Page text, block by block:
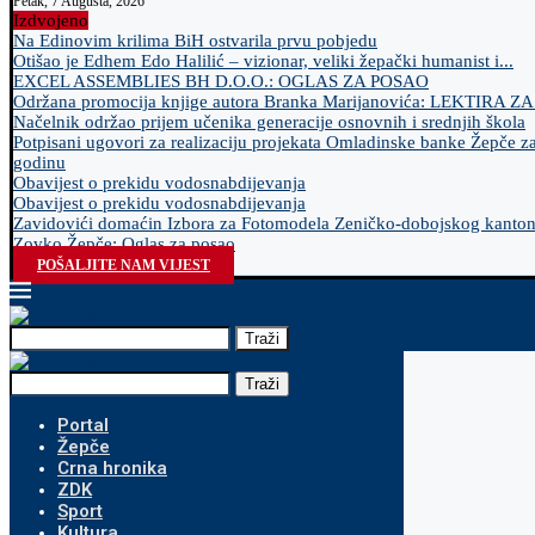
Izdvojeno
Na Edinovim krilima BiH ostvarila prvu pobjedu
Otišao je Edhem Edo Halilić – vizionar, veliki žepački humanist i...
EXCEL ASSEMBLIES BH D.O.O.: OGLAS ZA POSAO
Održana promocija knjige autora Branka Marijanovića: LEKTIRA
Načelnik održao prijem učenika generacije osnovnih i srednjih škola
Potpisani ugovori za realizaciju projekata Omladinske banke Žepče
godinu
Obavijest o prekidu vodosnabdijevanja
Obavijest o prekidu vodosnabdijevanja
Zavidovići domaćin Izbora za Fotomodela Zeničko-dobojskog
Zovko Žepče: Oglas za posao
POŠALJITE NAM VIJEST
Traži
Traži
Portal
Žepče
Crna hronika
ZDK
Sport